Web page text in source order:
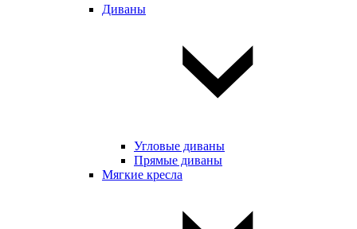
Диваны
Угловые диваны
Прямые диваны
Мягкие кресла